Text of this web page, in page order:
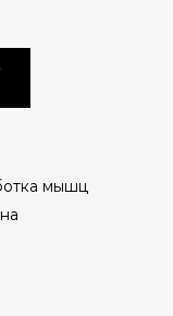
мышц